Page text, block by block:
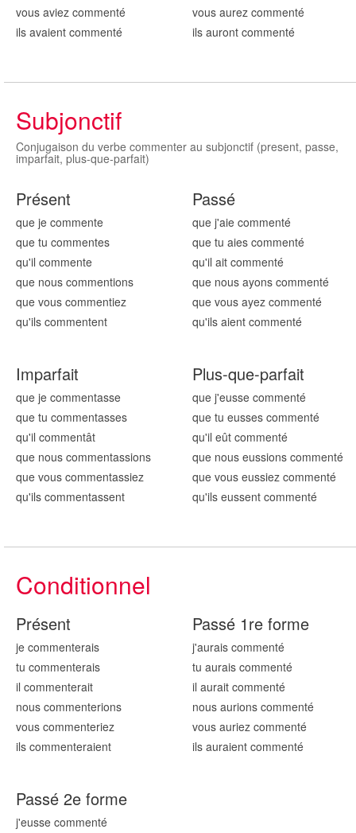
vous aviez commenté
ils avaient commenté
vous aurez commenté
ils auront commenté
Subjonctif
Conjugaison du verbe commenter au subjonctif (present, passe,
imparfait, plus-que-parfait)
Présent
que je commente
que tu commentes
qu'il commente
que nous commentions
que vous commentiez
qu'ils commentent
Passé
que j'aie commenté
que tu aies commenté
qu'il ait commenté
que nous ayons commenté
que vous ayez commenté
qu'ils aient commenté
Imparfait
que je commentasse
que tu commentasses
qu'il commentât
que nous commentassions
que vous commentassiez
qu'ils commentassent
Plus-que-parfait
que j'eusse commenté
que tu eusses commenté
qu'il eût commenté
que nous eussions commenté
que vous eussiez commenté
qu'ils eussent commenté
Conditionnel
Présent
je commenterais
tu commenterais
il commenterait
nous commenterions
vous commenteriez
ils commenteraient
Passé 1re forme
j'aurais commenté
tu aurais commenté
il aurait commenté
nous aurions commenté
vous auriez commenté
ils auraient commenté
Passé 2e forme
j'eusse commenté